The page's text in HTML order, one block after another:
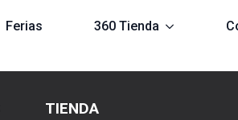
Ferias 360 Tienda
TIENDA